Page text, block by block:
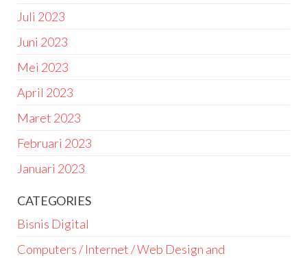
Juli 2023
Juni 2023
Mei 2023
April 2023
Maret 2023
Februari 2023
Januari 2023
CATEGORIES
Bisnis Digital
Computers / Internet / Web Design and